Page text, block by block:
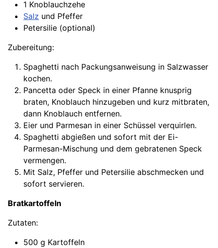
1 Knoblauchzehe
Salz und Pfeffer
Petersilie (optional)
Zubereitung:
Spaghetti nach Packungsanweisung in Salzwasser
kochen.
Pancetta oder Speck in einer Pfanne knusprig
braten, Knoblauch hinzugeben und kurz mitbraten,
dann Knoblauch entfernen.
Eier und Parmesan in einer Schüssel verquirlen.
Spaghetti abgießen und sofort mit der Ei-
Parmesan-Mischung und dem gebratenen Speck
vermengen.
Mit Salz, Pfeffer und Petersilie abschmecken und
sofort servieren.
Bratkartoffeln
Zutaten:
500 g Kartoffeln